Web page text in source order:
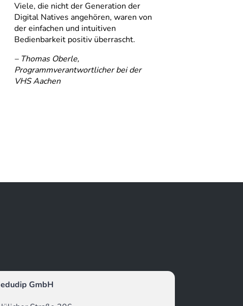
Viele, die nicht der Generation der
Digital Natives angehören, waren von
der einfachen und intuitiven
Bedienbarkeit positiv überrascht.
– Thomas Oberle,
Programmverantwortlicher bei der
VHS Aachen
edudip GmbH